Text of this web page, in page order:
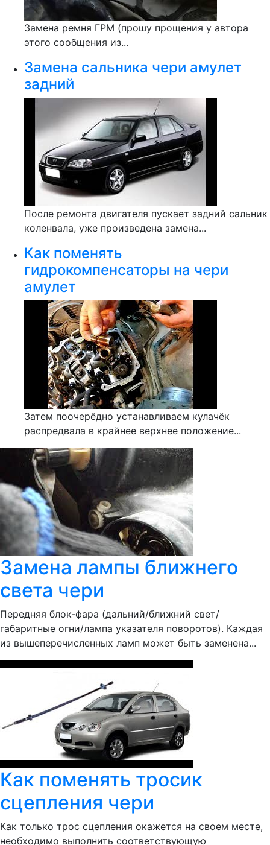
Замена ремня ГРМ (прошу прощения у автора
этого сообщения из...
Замена сальника чери амулет
задний
После ремонта двигателя пускает задний сальник
коленвала, уже произведена замена...
Как поменять
гидрокомпенсаторы на чери
амулет
Затем поочерёдно устанавливаем кулачёк
распредвала в крайнее верхнее положение...
Замена лампы ближнего
света чери
Передняя блок-фара (дальний/ближний свет/
габаритные огни/лампа указателя поворотов). Каждая
из вышеперечисленных ламп может быть заменена...
Как поменять тросик
сцепления чери
Как только трос сцепления окажется на своем месте,
необходимо выполнить соответствующую